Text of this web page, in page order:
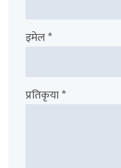
इमेल *
प्रतिकृया *